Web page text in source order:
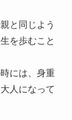
と同じよう
を歩むこと
には、身重
人になって